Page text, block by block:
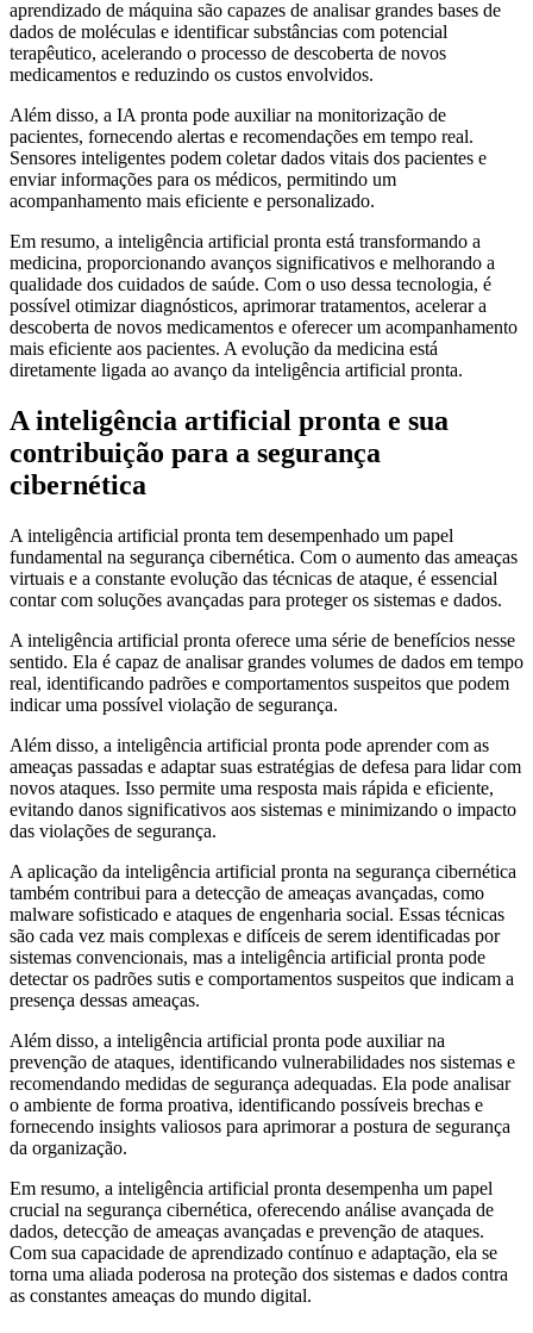
aprendizado de máquina são capazes de analisar grandes bases de
dados de moléculas e identificar substâncias com potencial
terapêutico, acelerando o processo de descoberta de novos
medicamentos e reduzindo os custos envolvidos.
Além disso, a IA pronta pode auxiliar na monitorização de
pacientes, fornecendo alertas e recomendações em tempo real.
Sensores inteligentes podem coletar dados vitais dos pacientes e
enviar informações para os médicos, permitindo um
acompanhamento mais eficiente e personalizado.
Em resumo, a inteligência artificial pronta está transformando a
medicina, proporcionando avanços significativos e melhorando a
qualidade dos cuidados de saúde. Com o uso dessa tecnologia, é
possível otimizar diagnósticos, aprimorar tratamentos, acelerar a
descoberta de novos medicamentos e oferecer um acompanhamento
mais eficiente aos pacientes. A evolução da medicina está
diretamente ligada ao avanço da inteligência artificial pronta.
A inteligência artificial pronta e sua
contribuição para a segurança
cibernética
A inteligência artificial pronta tem desempenhado um papel
fundamental na segurança cibernética. Com o aumento das ameaças
virtuais e a constante evolução das técnicas de ataque, é essencial
contar com soluções avançadas para proteger os sistemas e dados.
A inteligência artificial pronta oferece uma série de benefícios nesse
sentido. Ela é capaz de analisar grandes volumes de dados em tempo
real, identificando padrões e comportamentos suspeitos que podem
indicar uma possível violação de segurança.
Além disso, a inteligência artificial pronta pode aprender com as
ameaças passadas e adaptar suas estratégias de defesa para lidar com
novos ataques. Isso permite uma resposta mais rápida e eficiente,
evitando danos significativos aos sistemas e minimizando o impacto
das violações de segurança.
A aplicação da inteligência artificial pronta na segurança cibernética
também contribui para a detecção de ameaças avançadas, como
malware sofisticado e ataques de engenharia social. Essas técnicas
são cada vez mais complexas e difíceis de serem identificadas por
sistemas convencionais, mas a inteligência artificial pronta pode
detectar os padrões sutis e comportamentos suspeitos que indicam a
presença dessas ameaças.
Além disso, a inteligência artificial pronta pode auxiliar na
prevenção de ataques, identificando vulnerabilidades nos sistemas e
recomendando medidas de segurança adequadas. Ela pode analisar
o ambiente de forma proativa, identificando possíveis brechas e
fornecendo insights valiosos para aprimorar a postura de segurança
da organização.
Em resumo, a inteligência artificial pronta desempenha um papel
crucial na segurança cibernética, oferecendo análise avançada de
dados, detecção de ameaças avançadas e prevenção de ataques.
Com sua capacidade de aprendizado contínuo e adaptação, ela se
torna uma aliada poderosa na proteção dos sistemas e dados contra
as constantes ameaças do mundo digital.